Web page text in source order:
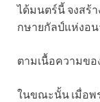
ได้มนตร์นี้ จงสร้
กษายกัลป์แห่งอ
ตามเนื้อความขอ
ในขณะนั้น เมื่อพ